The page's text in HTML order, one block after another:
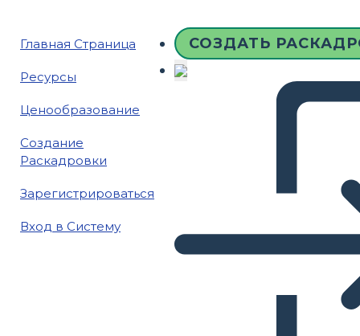
Главная Страница
Ресурсы
Ценообразование
Создание
Раскадровки
Зарегистрироваться
Вход в Систему
СОЗДАТЬ